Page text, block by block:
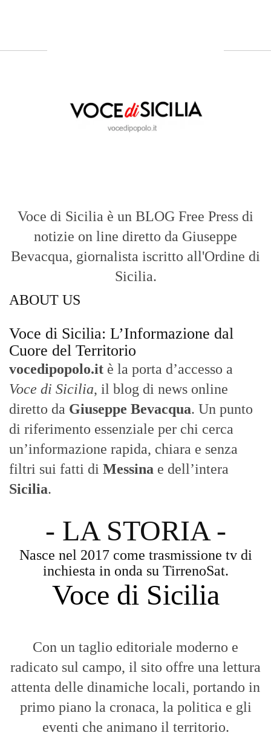
Voce di Sicilia è un BLOG Free Press di
notizie on line diretto da Giuseppe
Bevacqua, giornalista iscritto all'Ordine di
Sicilia.
ABOUT US
Voce di Sicilia: L’Informazione dal
Cuore del Territorio
vocedipopolo.it è la porta d’accesso a
Voce di Sicilia, il blog di news online
diretto da Giuseppe Bevacqua. Un punto
di riferimento essenziale per chi cerca
un’informazione rapida, chiara e senza
filtri sui fatti di Messina e dell’intera
Sicilia.
- LA STORIA -
Nasce nel 2017 come trasmissione tv di
inchiesta in onda su TirrenoSat.
Voce di Sicilia
Con un taglio editoriale moderno e
radicato sul campo, il sito offre una lettura
attenta delle dinamiche locali, portando in
primo piano la cronaca, la politica e gli
eventi che animano il territorio.